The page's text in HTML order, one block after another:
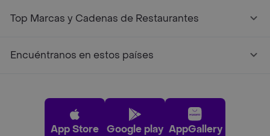
Top Marcas y Cadenas de Restaurantes
Encuéntranos en estos países
App Store Google play AppGallery